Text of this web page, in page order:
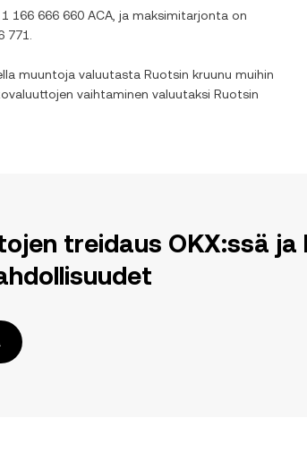
1 166 666 660 ACA , ja maksimitarjonta on
771
muuntoja valuutasta Ruotsin kruunu muihin
vaihtaminen valuutaksi Ruotsin
treidaus OKX:ssä ja